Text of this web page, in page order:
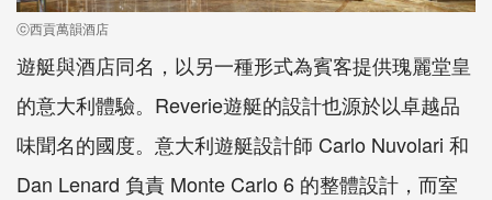
ⓒ西貢萬韻酒店
遊艇與酒店同名，以另一種形式為賓客提供瑰麗堂皇
的意大利體驗。Reverie遊艇的設計也源於以卓越品
味聞名的國度。意大利遊艇設計師 Carlo Nuvolari 和
Dan Lenard 負責 Monte Carlo 6 的整體設計，而室